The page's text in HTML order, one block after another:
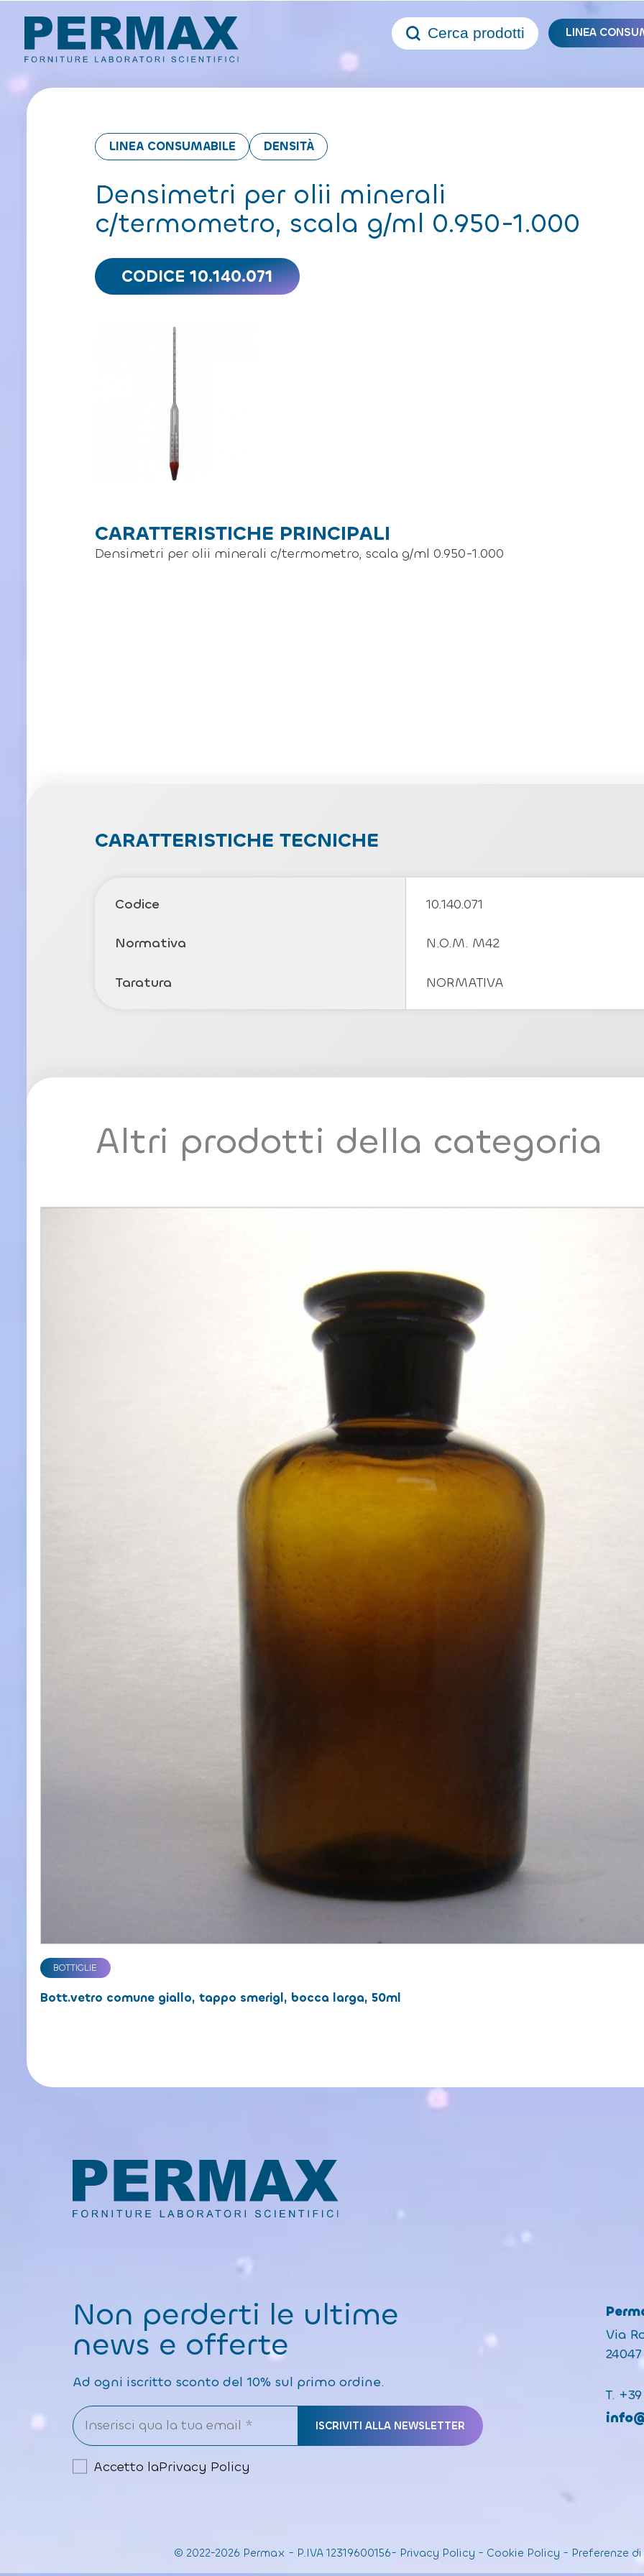
Cerca prodotti LINEA
LINEA CONSUMABILE DENSITÀ
Densimetri per olii minerali
c/termometro, scala g/ml 0.950-1.000
CODICE 10.140.071
CARATTERISTICHE PRINCIPALI
Densimetri per olii minerali c/termometro, scala g/ml 0.950-1.000
CARATTERISTICHE TECNICHE
Codice 10.140.071
Normativa N.O.M. M42
Taratura NORMATIVA
Altri prodotti della categoria
BOTTIGLIE
Bott.vetro comune giallo, tappo smerigl, bocca larga, 50ml
Non perderti le ultime
news e offerte
Ad ogni iscritto sconto del 10% sul primo ordine.
Accetto laPrivacy Policy
Via
T.
© 2022-2026 Permax - P.IVA 12319600156- Privacy Policy - Cookie Policy - Preferenze